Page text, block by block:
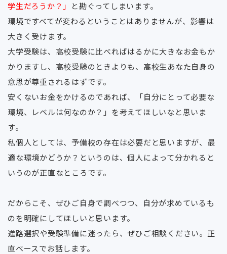
学生だろうか？」
と勘ぐってしまいます。
環境ですべてが変わるということはありませんが、影響は
大きく受けます。
大学受験は、高校受験に比べればはるかに大きなお金もか
かりますし、高校受験のときよりも、高校生あなた自身の
意思が尊重されるはずです。
安くないお金をかけるのであれば、「自分にとって必要な
環境、レベルは何なのか？」を考えてほしいなと思いま
す。
私個人としては、予備校の存在は必要だと思いますが、最
適な環境かどうか？というのは、個人によって分かれると
いうのが正直なところです。
だからこそ、ぜひご自身で調べつつ、自分が求めているも
のを明確にしてほしいと思います。
進路選択や受験準備に迷ったら、ぜひご相談ください。正
直ベースでお話します。